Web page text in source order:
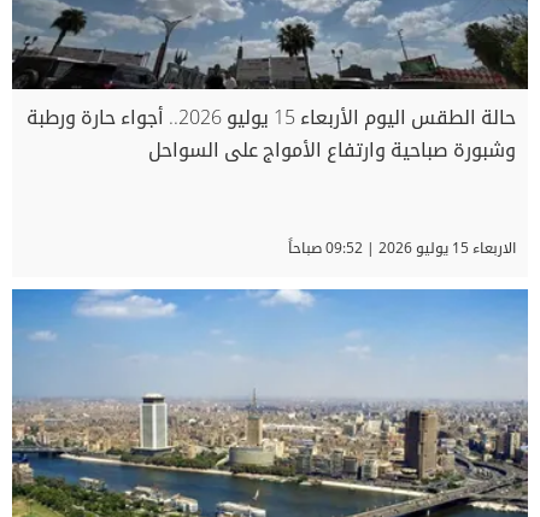
حالة الطقس اليوم الأربعاء 15 يوليو 2026.. أجواء حارة ورطبة
وشبورة صباحية وارتفاع الأمواج على السواحل
الاربعاء 15 يوليو 2026 | 09:52 صباحاً